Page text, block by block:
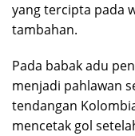
yang tercipta pada
tambahan.
Pada babak adu
menjadi pahlawan
tendangan
mencetak gol